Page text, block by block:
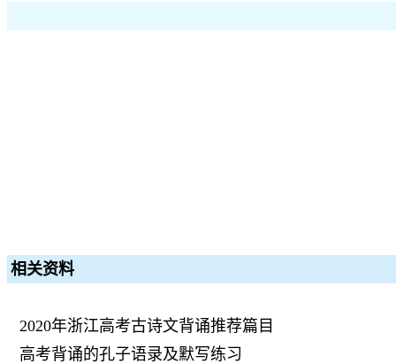
相关资料
2020年浙江高考古诗文背诵推荐篇目
高考背诵的孔子语录及默写练习